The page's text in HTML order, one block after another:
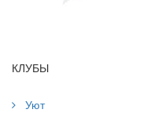
КЛУБЫ
Уют